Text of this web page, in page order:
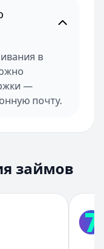
в
—
почту.
займов